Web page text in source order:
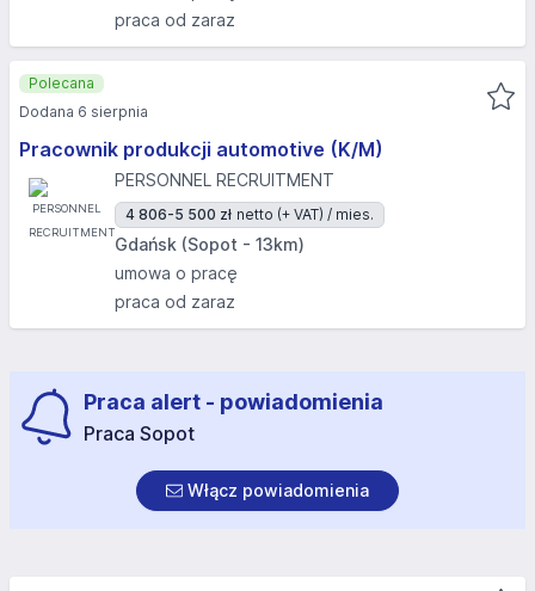
praca od zaraz
Pracownik produkcji automotive (K/M)
PERSONNEL RECRUITMENT
4 806-5 500 zł netto (+ VAT) / mies.
Gdańsk (Sopot - 13km)
umowa o pracę
praca od zaraz
Polecana
Dodana 6 sierpnia
Praca alert - powiadomienia
Praca Sopot
Włącz powiadomienia